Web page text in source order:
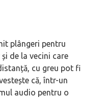
plângeri pentru
de la vecini care
cu greu pot fi
că, într-un
audio pentru o